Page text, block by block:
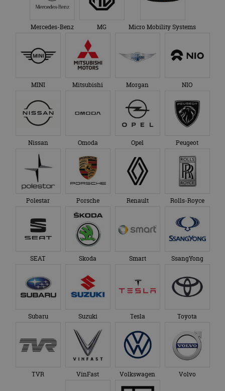
Mercedes-Benz MG Micro Mobility Systems
MINI Mitsubishi Morgan NIO
Nissan Omoda Opel Peugeot
Polestar Porsche Renault Rolls-Royce
SEAT Skoda Smart SsangYong
Subaru Suzuki Tesla Toyota
TVR VinFast Volkswagen Volvo